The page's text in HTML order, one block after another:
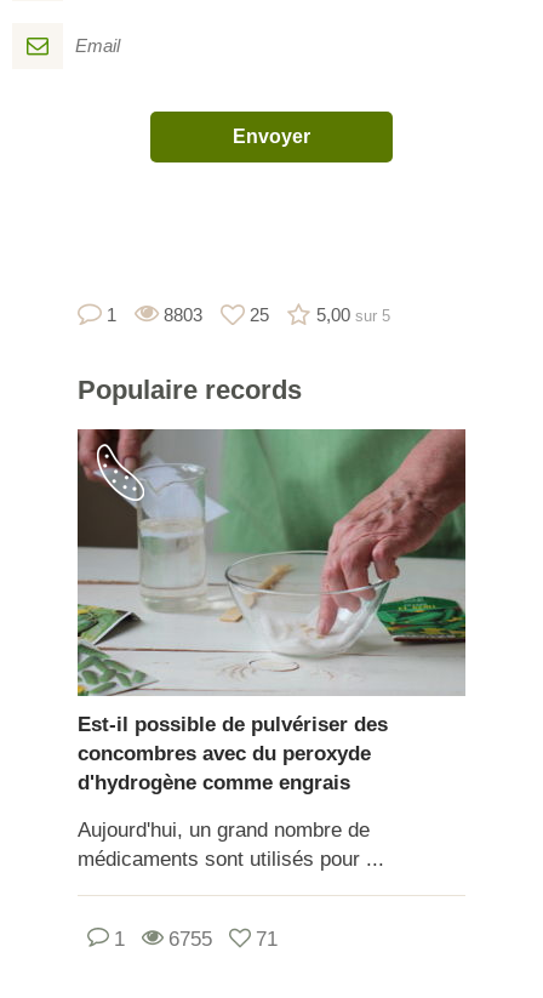
1 8803 25 5,00 sur 5
Populairerecords
Est-il possible de pulvériser des
concombres avec du peroxyde
d'hydrogène comme engrais
Aujourd'hui, un grand nombre de
médicaments sont utilisés pour ...
1 6755 71